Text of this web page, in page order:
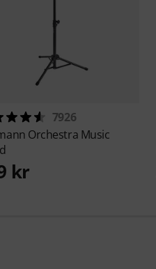
7926
Orchestra Music
kr